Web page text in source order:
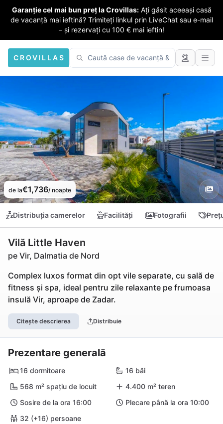
Garanție cel mai bun preț la Crovillas: Ați găsit aceeași casă
de vacanță mai ieftină? Trimiteți linkul prin LiveChat sau e-mail
– și rezervați cu 100 € mai ieftin!
CROVILLAS
de la€1,736/ noapte
Distribuția camerelor Facilități Fotografii
Vilă Little Haven
pe Vir, Dalmatia de Nord
Complex luxos format din opt vile separate, cu sală de
fitness și spa, ideal pentru zile relaxante pe frumoasa
insulă Vir, aproape de Zadar.
Citește descrierea Distribuie
Prezentare generală
16 dormitoare
16 băi
568 m² spațiu de locuit
4.400 m² teren
Sosire de la ora 16:00
Plecare până la ora 10:00
32 (+16) persoane